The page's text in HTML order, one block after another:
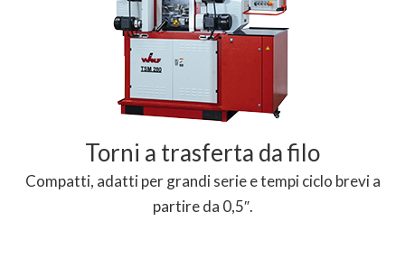
Torni a trasferta da filo
Compatti, adatti per grandi serie e tempi ciclo brevi a
partire da 0,5″.